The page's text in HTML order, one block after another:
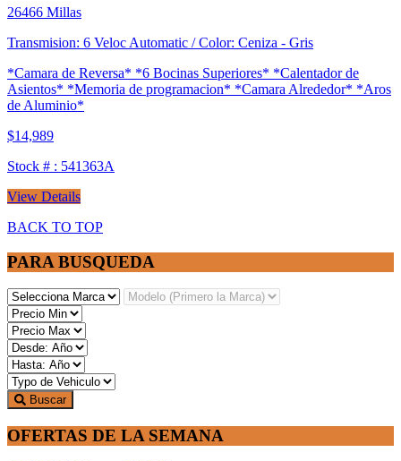
26466 Millas
Transmision: 6 Veloc Automatic / Color: Ceniza - Gris
*Camara de Reversa* *6 Bocinas Superiores* *Calentador de
Asientos* *Memoria de programacion* *Camara Alrededor* *Aros
de Aluminio*
$14,989
Stock # : 541363A
View Details
BACK TO TOP
PARA BUSQUEDA
Buscar
OFERTAS DE LA SEMANA